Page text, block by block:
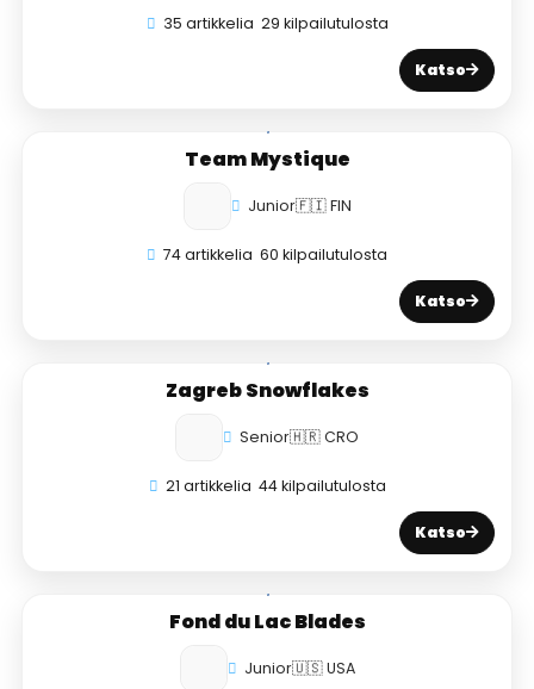
35 artikkelia 29 kilpailutulosta
Katso
Team Mystique
Junior🇫🇮 FIN
74 artikkelia 60 kilpailutulosta
Katso
Zagreb Snowflakes
Senior🇭🇷 CRO
21 artikkelia 44 kilpailutulosta
Katso
Fond du Lac Blades
Junior🇺🇸 USA